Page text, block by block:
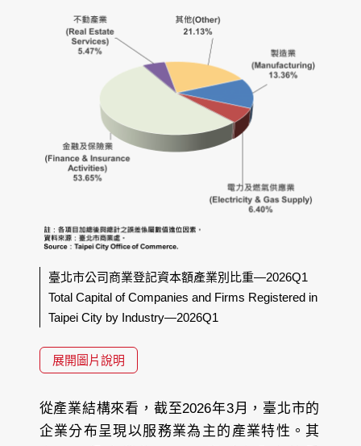
臺北市公司商業登記資本額產業別比重—2026Q1
Total Capital of Companies and Firms Registered in
Taipei City by Industry—2026Q1
展開圖片說明
從產業結構來看，截至2026年3月，臺北市的
企業分布呈現以服務業為主的產業特性。其